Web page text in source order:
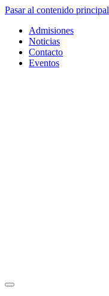
Pasar al contenido principal
Admisiones
Noticias
Contacto
Eventos